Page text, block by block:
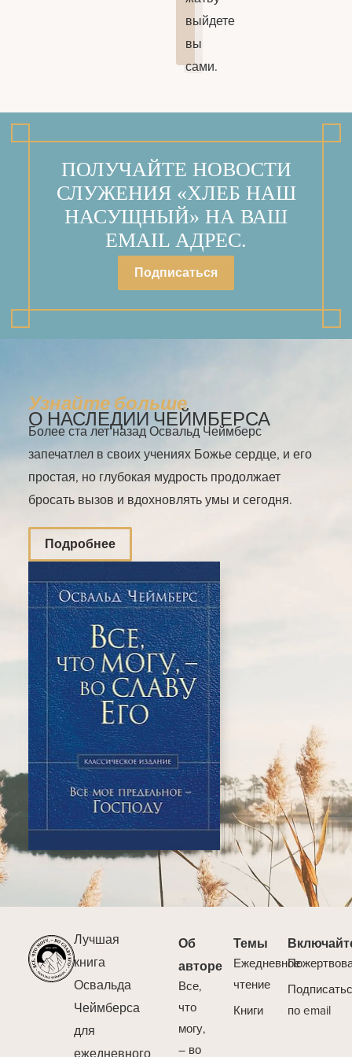
выйдете
вы
сами.
ПОЛУЧАЙТЕ НОВОСТИ
СЛУЖЕНИЯ «ХЛЕБ НАШ
НАСУЩНЫЙ» НА ВАШ
EMAIL АДРЕС.
Подписаться
Узнайте больше
О НАСЛЕДИИ ЧЕЙМБЕРСА
Более ста лет назад Освальд Чеймберс
запечатлел в своих учениях Божье сердце, и его
простая, но глубокая мудрость продолжает
бросать вызов и вдохновлять умы и сегодня.
Подробнее
Лучшая
книга
Освальда
Чеймберса
для
Об
авторе
Все,
что
могу,
– во
Темы
Ежедневное
чтение
Книги
по email